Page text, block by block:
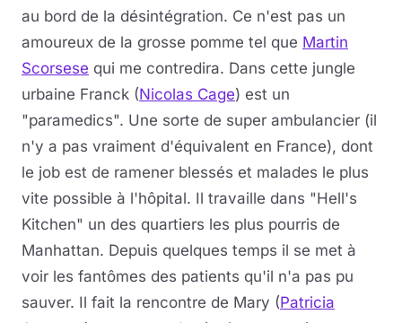
au bord de la désintégration. Ce n'est pas un
amoureux de la grosse pomme tel que Martin
Scorsese qui me contredira. Dans cette jungle
urbaine Franck (Nicolas Cage) est un
"paramedics". Une sorte de super ambulancier (il
n'y a pas vraiment d'équivalent en France), dont
le job est de ramener blessés et malades le plus
vite possible à l'hôpital. Il travaille dans "Hell's
Kitchen" un des quartiers les plus pourris de
Manhattan. Depuis quelques temps il se met à
voir les fantômes des patients qu'il n'a pas pu
sauver. Il fait la rencontre de Mary (Patricia